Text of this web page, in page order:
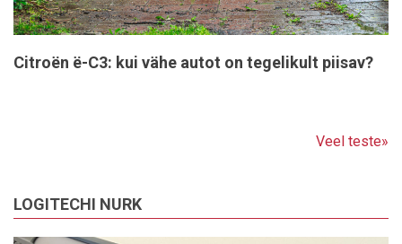
Citroën ë-C3: kui vähe autot on tegelikult piisav?
Veel teste»
LOGITECHI NURK